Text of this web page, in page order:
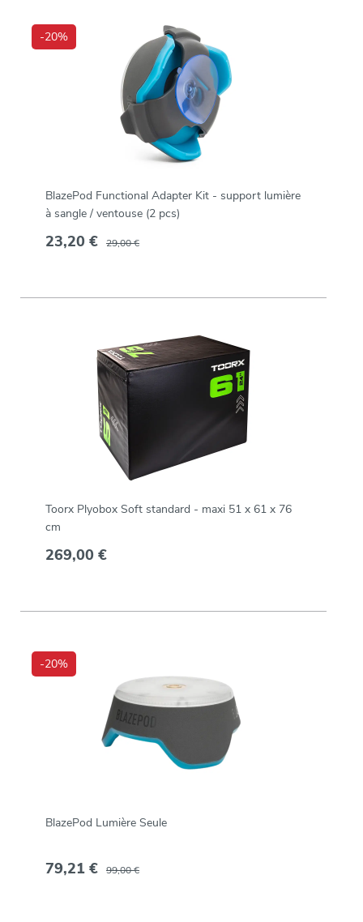
-20%
BlazePod Functional Adapter Kit - support lumière
à sangle / ventouse (2 pcs)
23,20 € 29,00 €
Toorx Plyobox Soft standard - maxi 51 x 61 x 76
cm
269,00 €
-20%
BlazePod Lumière Seule
79,21 € 99,00 €